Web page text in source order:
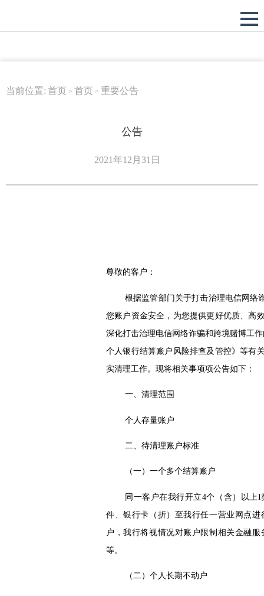
当前位置: 首页 > 首页 > 重要公告
公告
2021年12月31日
尊敬的客户：
根据监管部门关于打击治理电信网络
您账户资金安全，为您提供更好优质、高
深化打击治理电信网络诈骗和跨境赌博工
个人银行结算账户风险排查及管控》等有
实清理工作。现将相关事项项公告如下：
一、清理范围
个人存量账户
二、待清理账户标准
（一）一个多个结算账户
同一客户在我行开立4个（含）以上I
件、银行卡（折）至我行任一营业网点
户，我行将视情况对账户限制相关金融
等。
（二）个人长期不动户